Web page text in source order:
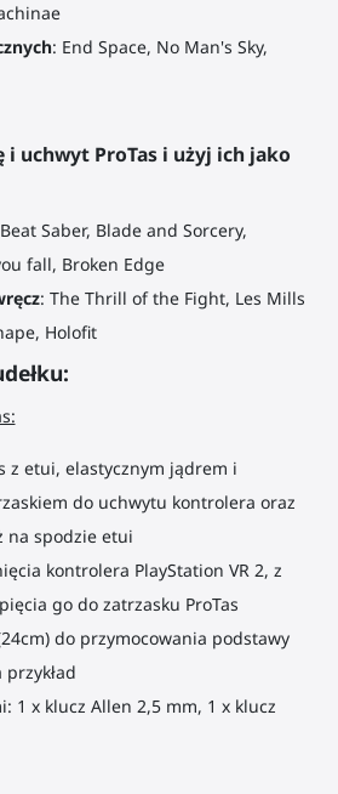
: End Space, No Man's Sky,
i uchwyt ProTas i użyj ich jako
Saber, Blade and Sorcery,
fall, Broken Edge
: The Thrill of the Fight, Les Mills
Holofit
z etui, elastycznym jądrem i
do uchwytu kontrolera oraz
na spodzie etui
kontrolera PlayStation VR 2, z
go do zatrzasku ProTas
do przymocowania podstawy
1 x klucz Allen 2,5 mm, 1 x klucz